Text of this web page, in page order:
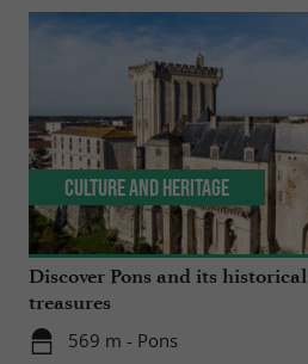
Discover Pons and its historical
treasures
569 m - Pons
Culture and Heritage